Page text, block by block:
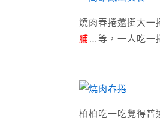
燒肉春捲還挺大一
脯…等，一人吃一
柏柏吃一吃覺得普